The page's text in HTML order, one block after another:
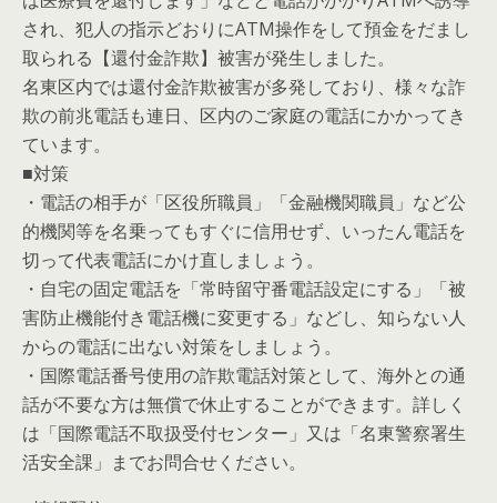
され、犯人の指示どおりにATM操作をして預金をだまし
取られる【還付金詐欺】被害が発生しました。
名東区内では還付金詐欺被害が多発しており、様々な詐
欺の前兆電話も連日、区内のご家庭の電話にかかってき
ています。
■対策
・電話の相手が「区役所職員」「金融機関職員」など公
的機関等を名乗ってもすぐに信用せず、いったん電話を
切って代表電話にかけ直しましょう。
・自宅の固定電話を「常時留守番電話設定にする」「被
害防止機能付き電話機に変更する」などし、知らない人
からの電話に出ない対策をしましょう。
・国際電話番号使用の詐欺電話対策として、海外との通
話が不要な方は無償で休止することができます。詳しく
は「国際電話不取扱受付センター」又は「名東警察署生
活安全課」までお問合せください。